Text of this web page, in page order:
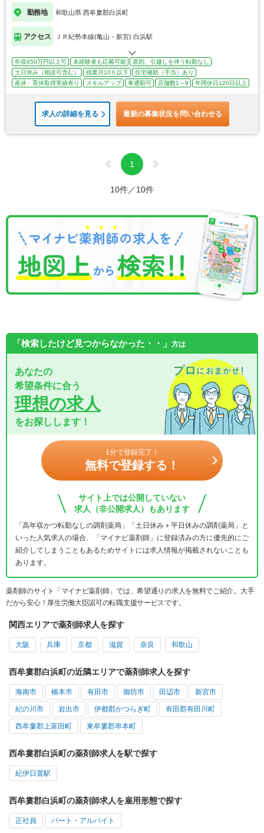
勤務地 和歌山県 西牟婁郡白浜町
アクセス ＪＲ紀勢本線(亀山－新宮) 白浜駅
年収650万円以上可 未経験者も応募可能
原則、引越しを伴う転勤なし
土日休み（相談可含む）
残業月10ｈ以下
住宅補助（手当）あり
産休・育休取得実績有り
スキルアップ 車通勤可 店舗数1～9 年間休日120日以上
求人の詳細を見る 最新の募集状況を問い合わせる
1
10件／10件
「検索したけど見つからなかった・・」 方は
あなたの
希望条件に合う
理想の求人
をお探しします！
1分で登録完了！
無料で登録する！
サイト上では公開していない
求人（非公開求人）もあります
「高年収かつ転勤なしの調剤薬局」「土日休み＋平日休みの調剤薬局」と
いった人気求人の場合、「マイナビ薬剤師」に登録済みの方に優先的にご
紹介してしまうこともあるためサイトには求人情報が掲載されないことも
あります。
薬剤師のサイト「マイナビ薬剤師」では、希望通りの求人を無料でご紹介。大手
だから安心！厚生労働大臣認可の転職支援サービスです。
関西エリアで薬剤師求人を探す
大阪 兵庫 京都 滋賀 奈良 和歌山
西牟婁郡白浜町の近隣エリアで薬剤師求人を探す
海南市 橋本市 有田市 御坊市 田辺市 新宮市
紀の川市 岩出市 伊都郡かつらぎ町 有田郡有田川町
西牟婁郡上富田町 東牟婁郡串本町
西牟婁郡白浜町の薬剤師求人を駅で探す
紀伊日置駅
西牟婁郡白浜町の薬剤師求人を雇用形態で探す
正社員 パート・アルバイト